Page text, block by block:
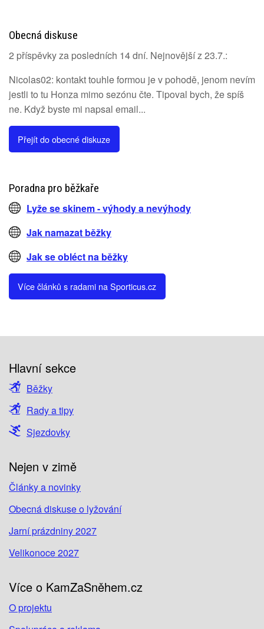
Obecná diskuse
2 příspěvky za posledních 14 dní. Nejnovější z 23.7.:
Nicolas02: kontakt touhle formou je v pohodě, jenom nevím
jestli to tu Honza mimo sezónu čte. Tipoval bych, že spíš
ne. Když byste mi napsal email...
Přejít do obecné diskuze
Poradna pro běžkaře
Lyže se skinem - výhody a nevýhody
Jak namazat běžky
Jak se obléct na běžky
Více článků s radami na Sporticus.cz
Hlavní sekce
Běžky
Rady a tipy
Sjezdovky
Nejen v zimě
Články a novinky
Obecná diskuse o lyžování
Jarní prázdniny 2027
Velikonoce 2027
Více o KamZaSněhem.cz
O projektu